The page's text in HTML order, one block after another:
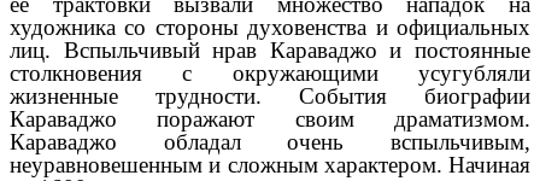
художника со стороны духовенства и официальных
лиц. Вспыльчивый нрав Караваджо и постоянные
столкновения с окружающими усугубляли
жизненные трудности. События биографии
Караваджо поражают своим драматизмом.
Караваджо обладал очень вспыльчивым,
неуравновешенным и сложным характером. Начиная